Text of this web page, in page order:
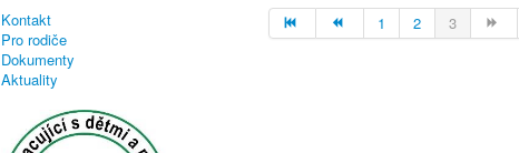
Kontakt
Pro rodiče
Dokumenty
Aktuality
1 2 3